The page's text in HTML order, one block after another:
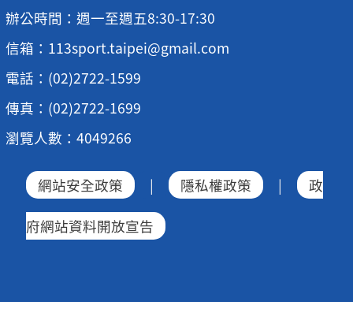
辦公時間：週一至週五8:30-17:30
信箱：113sport.taipei@gmail.com
電話：(02)2722-1599
傳真：(02)2722-1699
瀏覽人數：4049266
網站安全政策 | 隱私權政策 | 政
府網站資料開放宣告